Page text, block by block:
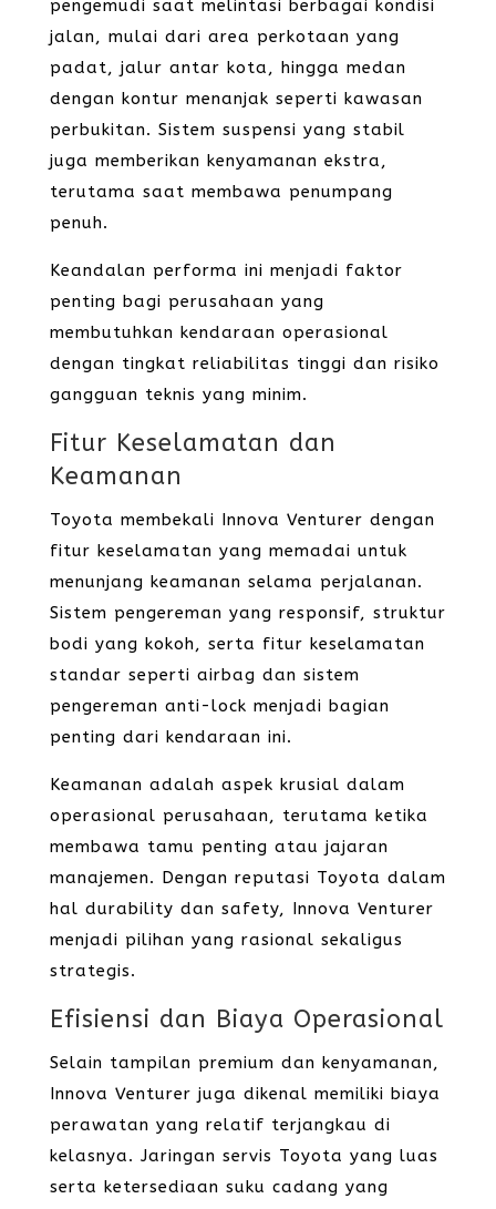
pengemudi saat melintasi berbagai kondisi
jalan, mulai dari area perkotaan yang
padat, jalur antar kota, hingga medan
dengan kontur menanjak seperti kawasan
perbukitan. Sistem suspensi yang stabil
juga memberikan kenyamanan ekstra,
terutama saat membawa penumpang
penuh.
Keandalan performa ini menjadi faktor
penting bagi perusahaan yang
membutuhkan kendaraan operasional
dengan tingkat reliabilitas tinggi dan risiko
gangguan teknis yang minim.
Fitur Keselamatan dan
Keamanan
Toyota membekali Innova Venturer dengan
fitur keselamatan yang memadai untuk
menunjang keamanan selama perjalanan.
Sistem pengereman yang responsif, struktur
bodi yang kokoh, serta fitur keselamatan
standar seperti airbag dan sistem
pengereman anti-lock menjadi bagian
penting dari kendaraan ini.
Keamanan adalah aspek krusial dalam
operasional perusahaan, terutama ketika
membawa tamu penting atau jajaran
manajemen. Dengan reputasi Toyota dalam
hal durability dan safety, Innova Venturer
menjadi pilihan yang rasional sekaligus
strategis.
Efisiensi dan Biaya Operasional
Selain tampilan premium dan kenyamanan,
Innova Venturer juga dikenal memiliki biaya
perawatan yang relatif terjangkau di
kelasnya. Jaringan servis Toyota yang luas
serta ketersediaan suku cadang yang